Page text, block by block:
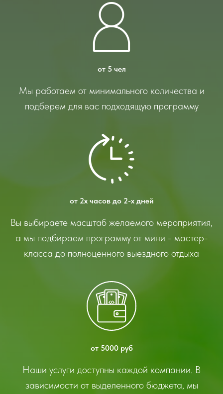
от 5 чел
Мы работаем от минимального количества и
подберем для вас подходящую программу
от 2х часов до 2-х дней
Вы выбираете масштаб желаемого мероприятия,
а мы подбираем программу от мини - мастер-
класса до полноценного выездного отдыха
от 5000 руб
Наши услуги доступны каждой компании. В
зависимости от выделенного бюджета, мы